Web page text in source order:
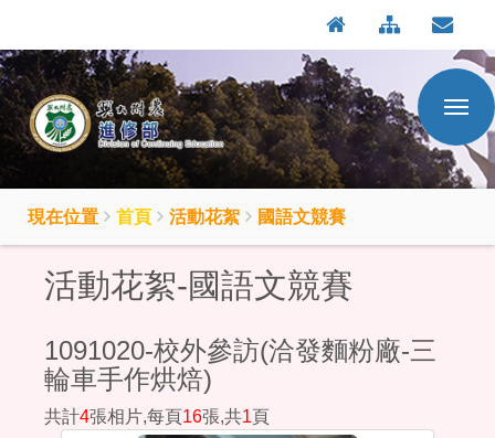
到
主
要
內
區
現在位置 首頁 活動花絮 國語文競賽
活動花絮-國語文競賽
1091020-校外參訪(洽發麵粉廠-三
輪車手作烘焙)
共計4張相片,每頁16張,共1頁